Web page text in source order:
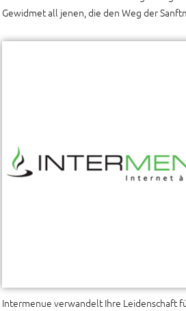
Gewidmet all jenen, die den Weg der
Intermenue verwandelt Ihre Leidenschaft